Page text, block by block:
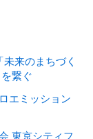
来のまちづく
繋ぐ
エミッション
東京シティフ